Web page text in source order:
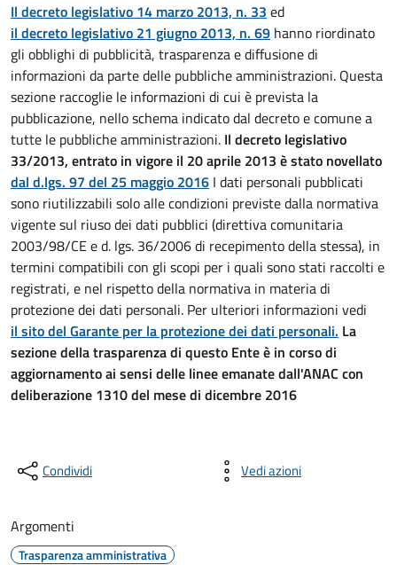
Il decreto legislativo 14 marzo 2013, n. 33 ed
il decreto legislativo 21 giugno 2013, n. 69 hanno riordinato
gli obblighi di pubblicità, trasparenza e diffusione di
informazioni da parte delle pubbliche amministrazioni. Questa
sezione raccoglie le informazioni di cui è prevista la
pubblicazione, nello schema indicato dal decreto e comune a
tutte le pubbliche amministrazioni. Il decreto legislativo
33/2013, entrato in vigore il 20 aprile 2013 è stato novellato
dal d.lgs. 97 del 25 maggio 2016 I dati personali pubblicati
sono riutilizzabili solo alle condizioni previste dalla normativa
vigente sul riuso dei dati pubblici (direttiva comunitaria
2003/98/CE e d. lgs. 36/2006 di recepimento della stessa), in
termini compatibili con gli scopi per i quali sono stati raccolti e
registrati, e nel rispetto della normativa in materia di
protezione dei dati personali. Per ulteriori informazioni vedi
il sito del Garante per la protezione dei dati personali. La
sezione della trasparenza di questo Ente è in corso di
aggiornamento ai sensi delle linee emanate dall'ANAC con
deliberazione 1310 del mese di dicembre 2016
Condividi Vedi azioni
Argomenti
Trasparenza amministrativa